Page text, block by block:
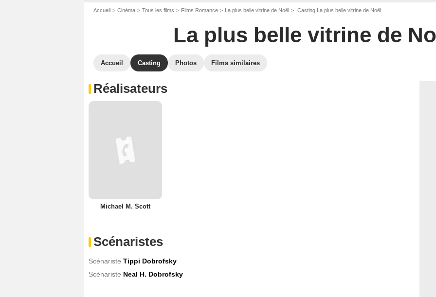
Accueil Cinéma Tous les films Films Romance La plus belle vitrine de Noël Casting La plus belle vitrine de Noël
La plus belle vitrine de
Accueil Casting Photos Films similaires
Réalisateurs
Michael M. Scott
Scénaristes
Scénariste Tippi Dobrofsky
Scénariste Neal H. Dobrofsky